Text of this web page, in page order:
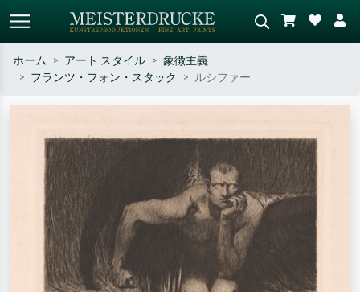
– 例：モネ、星月夜、印象派、北
斎の波、ヌード。
油絵、木のそばの立ち姿のヌー
ド。
ホーム アート スタイル
象徴主義
フランツ・フォン・スタック
ルシファー